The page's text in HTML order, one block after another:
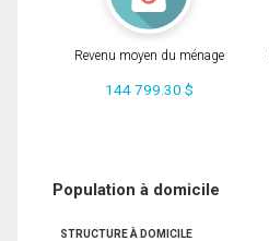
Revenu moyen du ménage
144 799.30 $
Population à domicile
STRUCTURE À DOMICILE